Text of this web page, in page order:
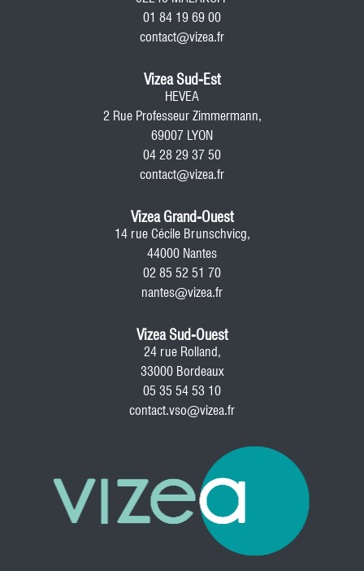
01 84 19 69 00
contact@vizea.fr
Vizea Sud-Est
HEVEA
2 Rue Professeur Zimmermann,
69007 LYON
04 28 29 37 50
contact@vizea.fr
Vizea Grand-Ouest
14 rue Cécile Brunschvicg,
44000 Nantes
02 85 52 51 70
nantes@vizea.fr
Vizea Sud-Ouest
24 rue Rolland,
33000 Bordeaux
05 35 54 53 10
contact.vso@vizea.fr